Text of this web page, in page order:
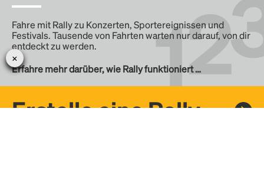
Fahre mit Rally zu Konzerten, Sportereignissen und
Festivals. Tausende von Fahrten warten nur darauf, von dir
entdeckt zu werden.
Erfahre mehr darüber, wie Rally funktioniert …
Erstelle eine Rally